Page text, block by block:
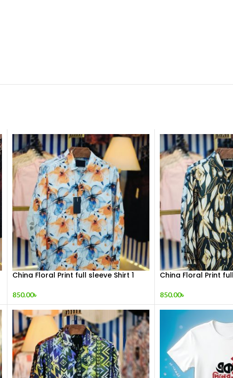
China Floral Print full sleeve Shirt 1
850.00৳
China Floral Print
850.00৳